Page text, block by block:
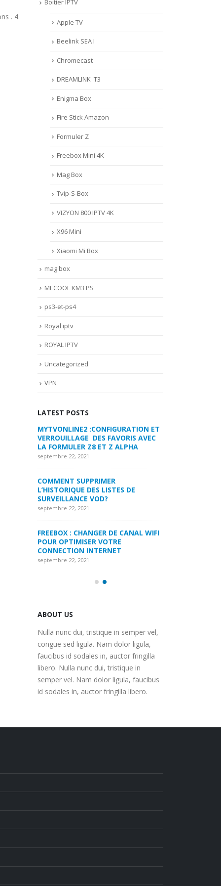
VPN ( Virtual Private
Boitier IPTV
Apple TV
Beelink SEA I
Chromecast
DREAMLINK T3
Enigma Box
Fire Stick Amazon
Formuler Z
Freebox Mini 4K
Mag Box
Tvip-S-Box
VIZYON 800 IPTV 4K
X96 Mini
Xiaomi Mi Box
mag box
MECOOL KM3 PS
ps3-et-ps4
Royal iptv
ROYAL IPTV
Uncategorized
VPN
LATEST POSTS
COMMENT PARAMETRER VOTRE
DREAMLINK T3
septembre 22, 2021
MYTVONLINE1 MYTVONLINE2
:QUELLES SONT LES LIMITATIONS
MAXIMALES PRIS EN CHARGE SUR
CLES USB|DISQUE DUR | CARTE SD
septembre 22, 2021
COMMENT UTILISER VOTRE
ABONNEMENT IPTV DE VOTRE
MAG250/254 POUR KODI
septembre 22, 2021
ABOUT US
Nulla nunc dui, tristique in semper vel,
congue sed ligula. Nam dolor ligula,
faucibus id sodales in, auctor fringilla
libero. Nulla nunc dui, tristique in
semper vel. Nam dolor ligula, faucibus
id sodales in, auctor fringilla libero.